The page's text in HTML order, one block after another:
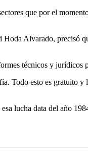
que por el
Alvarado, precisó
técnicos y jurídicos
Todo esto es gratuito
lucha data del año